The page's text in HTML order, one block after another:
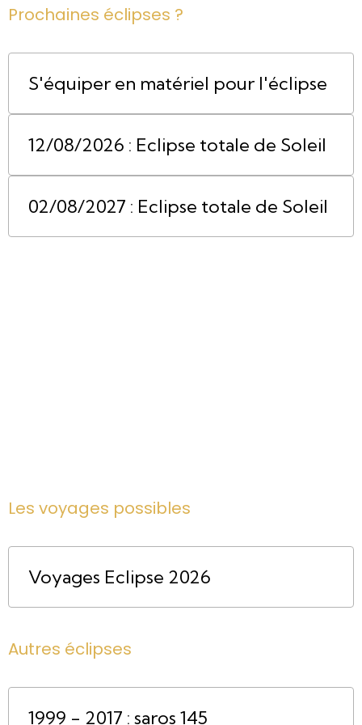
Prochaines éclipses ?
S'équiper en matériel pour l'éclipse
12/08/2026 : Eclipse totale de Soleil
02/08/2027 : Eclipse totale de Soleil
Les voyages possibles
Voyages Eclipse 2026
Autres éclipses
1999 - 2017 : saros 145